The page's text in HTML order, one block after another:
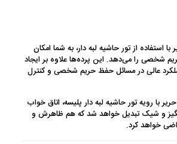
با استفاده از تور حاشیه لبه دار، به شما امکان
شخصی را می‌دهد. این پرده‌ها علاوه بر ایجاد
عالی در مسائل حفظ حریم شخصی و کنترل
با رویه تور حاشیه لبه دار پلیسه، اتاق خواب
و شیک تبدیل خواهد شد که هم ظاهرش و
خواهد کرد.